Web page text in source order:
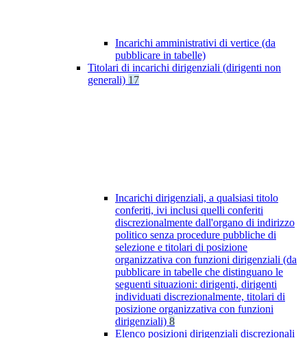
Incarichi amministrativi di vertice (da
pubblicare in tabelle)
Titolari di incarichi dirigenziali (dirigenti non
generali) 17
Incarichi dirigenziali, a qualsiasi titolo
conferiti, ivi inclusi quelli conferiti
discrezionalmente dall'organo di indirizzo
politico senza procedure pubbliche di
selezione e titolari di posizione
organizzativa con funzioni dirigenziali (da
pubblicare in tabelle che distinguano le
seguenti situazioni: dirigenti, dirigenti
individuati discrezionalmente, titolari di
posizione organizzativa con funzioni
dirigenziali) 8
Elenco posizioni dirigenziali discrezionali